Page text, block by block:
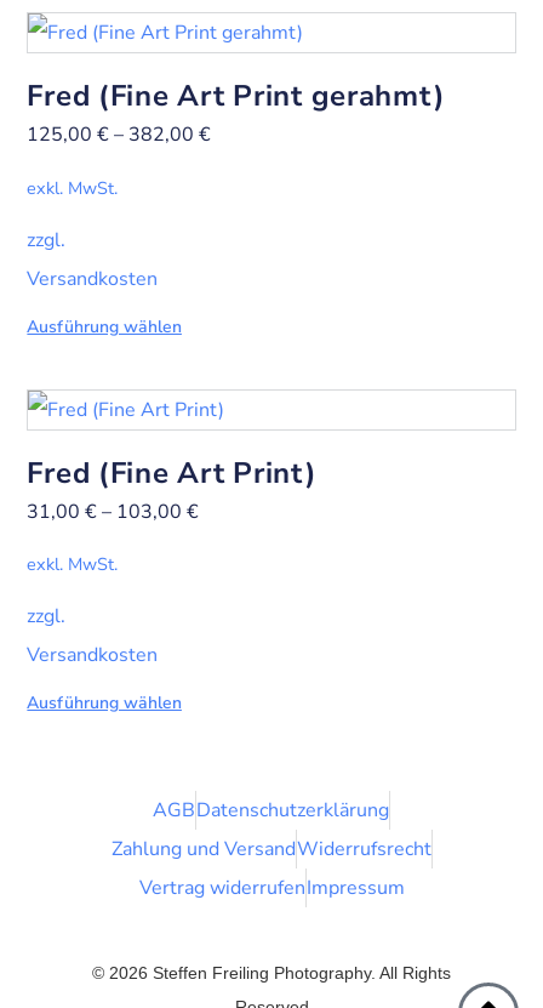
Fred (Fine Art Print gerahmt)
125,00€– 382,00€
exkl. MwSt.
zzgl.
Versandkosten
Ausführung wählen
Fred (Fine Art Print)
31,00€– 103,00€
exkl. MwSt.
zzgl.
Versandkosten
Ausführung wählen
AGBDatenschutzerklärung
Zahlung und VersandWiderrufsrecht
Vertrag widerrufenImpressum
© 2026 Steffen Freiling Photography. All Rights